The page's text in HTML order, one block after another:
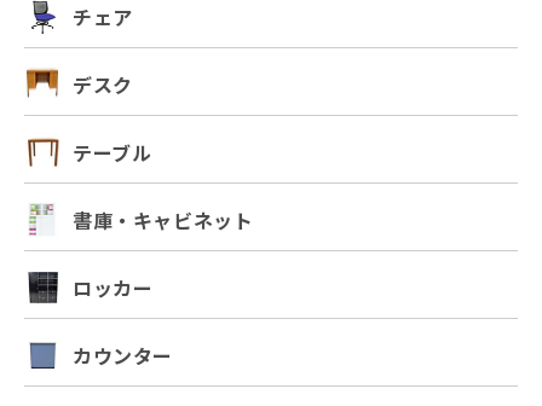
チェア
デスク
テーブル
書庫・キャビネット
ロッカー
カウンター